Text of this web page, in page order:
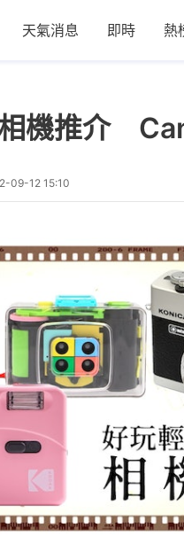
天氣消息 即時 熱
機推介
09-12 15:10